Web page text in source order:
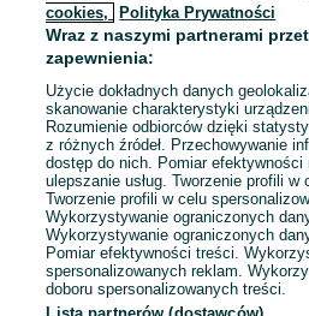
To ogłoszenie nie
Przejdź na
cookies,
Polityka Prywatności
Wraz z naszymi partnerami
zapewnienia:
Użycie dokładnych danych
skanowanie charakterystyki
Rozumienie odbiorców dzięki
z różnych źródeł. Przechowywanie
dostęp do nich. Pomiar efektywności
ulepszanie usług. Tworzenie profili
Tworzenie profili w celu
Wykorzystywanie ograniczonych
Wykorzystywanie ograniczonych
Pomiar efektywności treści.
spersonalizowanych reklam.
doboru spersonalizowanych treści.